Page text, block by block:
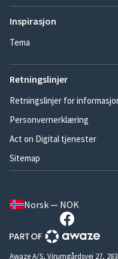
Inspirasjon
Tema
Retningslinjer
Retningslinjer for
Personvernerklæring
Act on Digital tjenester
Sitemap
Norsk — NOK
Awaze A/S, Virumgårdsvej 27,